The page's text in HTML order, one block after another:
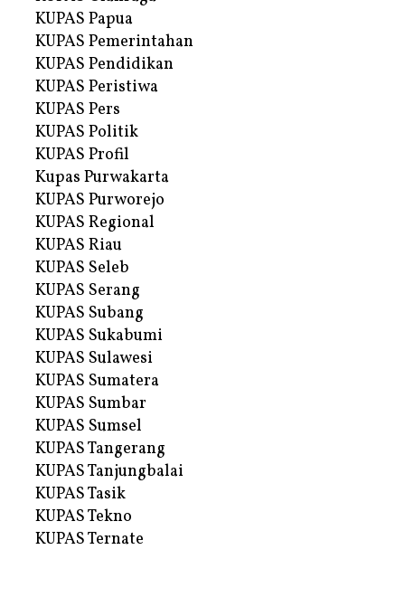
KUPAS Papua
KUPAS Pemerintahan
KUPAS Pendidikan
KUPAS Peristiwa
KUPAS Pers
KUPAS Politik
KUPAS Profil
Kupas Purwakarta
KUPAS Purworejo
KUPAS Regional
KUPAS Riau
KUPAS Seleb
KUPAS Serang
KUPAS Subang
KUPAS Sukabumi
KUPAS Sulawesi
KUPAS Sumatera
KUPAS Sumbar
KUPAS Sumsel
KUPAS Tangerang
KUPAS Tanjungbalai
KUPAS Tasik
KUPAS Tekno
KUPAS Ternate